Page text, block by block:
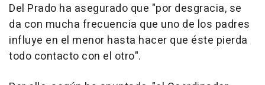
Del Prado ha asegurado que "por desgracia, se
da con mucha frecuencia que uno de los padres
influye en el menor hasta hacer que éste pierda
todo contacto con el otro".